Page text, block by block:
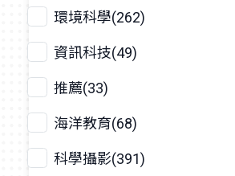
環境科學(262)
資訊科技(49)
推薦(33)
海洋教育(68)
科學攝影(391)